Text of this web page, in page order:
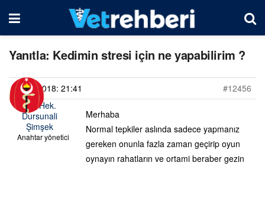
Yanıtla: Kedimin stresi için ne yapabilirim ?
02/09/2018: 21:41
#12456
Vet. Hek.
Dursunali
Şimşek
Anahtar yönetici
Merhaba
Normal tepkiler aslında sadece yapmanız
gereken onunla fazla zaman geçirip oyun
oynayın rahatların ve ortami beraber gezin